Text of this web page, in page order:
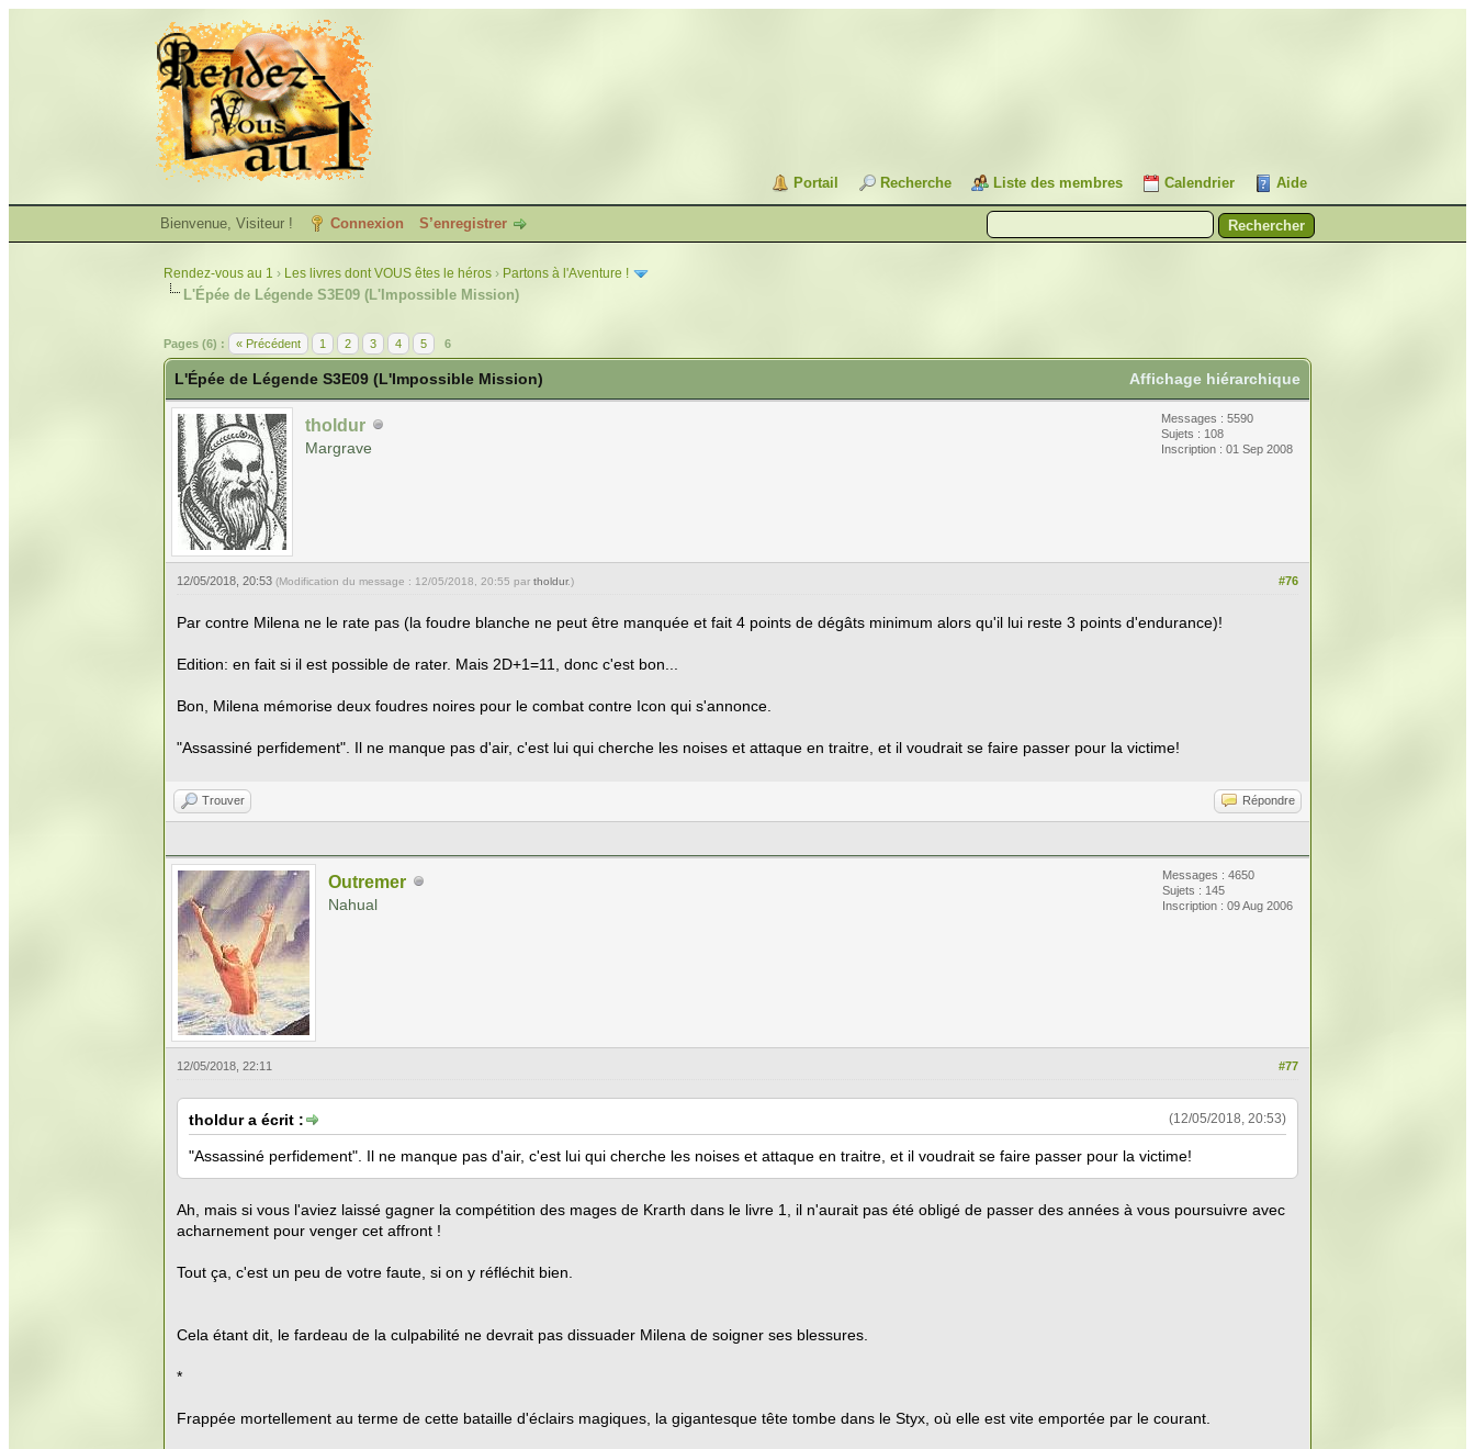
Portail Recherche Liste des membres Calendrier Aide
Bienvenue, Visiteur ! Connexion S’enregistrer
Rendez-vous au 1 › Les livres dont VOUS êtes le héros› Partons à l'Aventure !
L'Épée de Légende S3E09 (L'Impossible Mission)
Pages (6) : « Précédent 1 2 3 4 5 6
Affichage hiérarchique
L'Épée de Légende S3E09 (L'Impossible Mission)
tholdur
Margrave
Messages : 5590
Sujets : 108
Inscription : 01 Sep 2008
#76
12/05/2018, 20:53 (Modification du message : 12/05/2018, 20:55 par tholdur.)
Par contre Milena ne le rate pas (la foudre blanche ne peut être manquée et fait 4 points de dégâts minimum alors qu'il lui reste 3 points d'endurance)!
Edition: en fait si il est possible de rater. Mais 2D+1=11, donc c'est bon...
Bon, Milena mémorise deux foudres noires pour le combat contre Icon qui s'annonce.
"Assassiné perfidement". Il ne manque pas d'air, c'est lui qui cherche les noises et attaque en traitre, et il voudrait se faire passer pour la victime!
Trouver Répondre
Outremer
Nahual
Messages : 4650
Sujets : 145
Inscription : 09 Aug 2006
#77
12/05/2018, 22:11
(12/05/2018, 20:53)
tholdur a écrit :
"Assassiné perfidement". Il ne manque pas d'air, c'est lui qui cherche les noises et attaque en traitre, et il voudrait se faire passer pour la victime!
Ah, mais si vous l'aviez laissé gagner la compétition des mages de Krarth dans le livre 1, il n'aurait pas été obligé de passer des années à vous poursuivre avec
acharnement pour venger cet affront !
Tout ça, c'est un peu de votre faute, si on y réfléchit bien.
Cela étant dit, le fardeau de la culpabilité ne devrait pas dissuader Milena de soigner ses blessures.
*
Frappée mortellement au terme de cette bataille d'éclairs magiques, la gigantesque tête tombe dans le Styx, où elle est vite emportée par le courant.